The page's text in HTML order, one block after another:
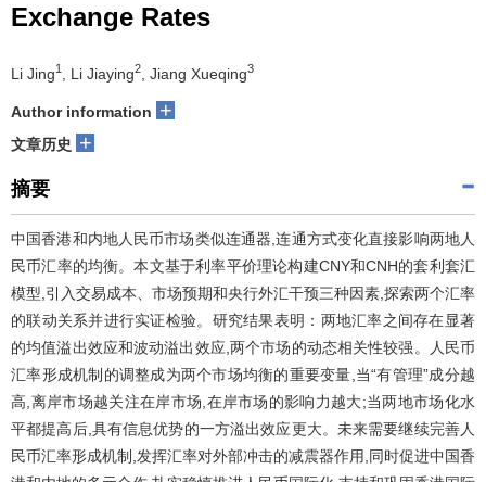
Exchange Rates
Li Jing1 , Li Jiaying2 , Jiang Xueqing3
Author information +
文章历史 +
摘要
中国香港和内地人民币市场类似连通器,连通方式变化直接影响两地人
民币汇率的均衡。本文基于利率平价理论构建CNY和CNH的套利套汇
模型,引入交易成本、市场预期和央行外汇干预三种因素,探索两个汇率
的联动关系并进行实证检验。研究结果表明：两地汇率之间存在显著
的均值溢出效应和波动溢出效应,两个市场的动态相关性较强。人民币
汇率形成机制的调整成为两个市场均衡的重要变量,当“有管理”成分越
高,离岸市场越关注在岸市场,在岸市场的影响力越大;当两地市场化水
平都提高后,具有信息优势的一方溢出效应更大。未来需要继续完善人
民币汇率形成机制,发挥汇率对外部冲击的减震器作用,同时促进中国香